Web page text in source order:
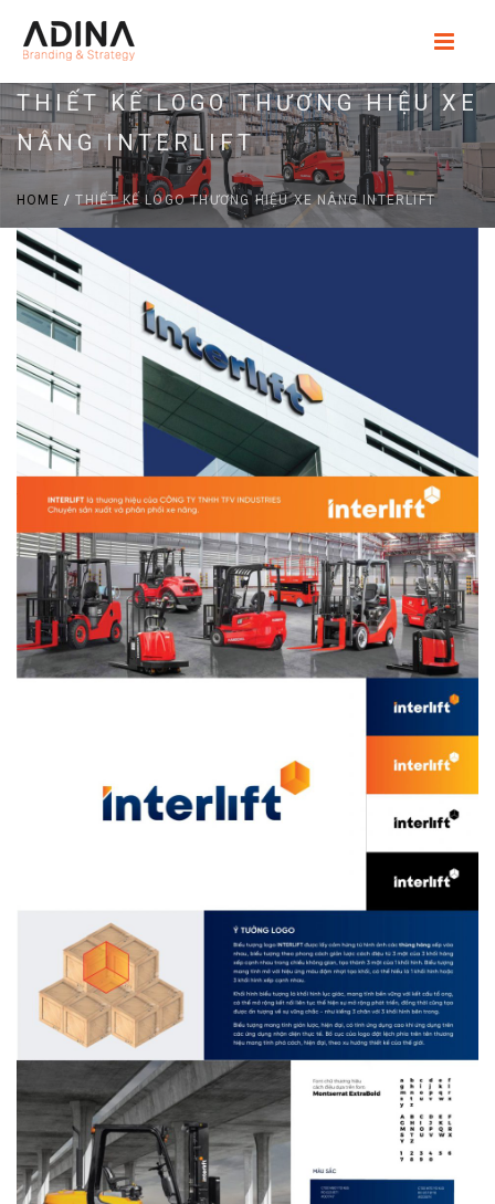
THIẾT KẾ LOGO THƯƠNG HIỆU XE
NÂNG INTERLIFT
HOME /THIẾT KẾ LOGO THƯƠNG HIỆU XE NÂNG INTERLIFT